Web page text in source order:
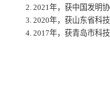
2. 2021年，获中国发明
3. 2020年，获山东省科
4. 2017年，获青岛市科